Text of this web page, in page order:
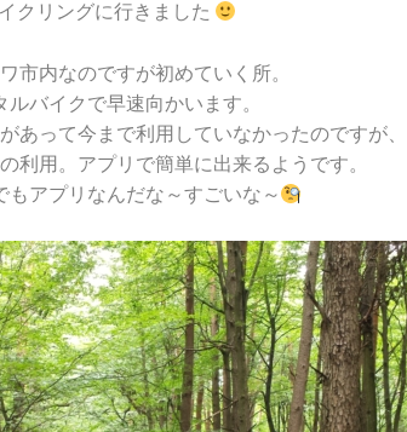
クリングに行きました
市内なのですが初めていく所。
ルバイクで早速向かいます。
あって今まで利用していなかったのですが、
利用。アプリで簡単に出来るようです。
もアプリなんだな～すごいな～